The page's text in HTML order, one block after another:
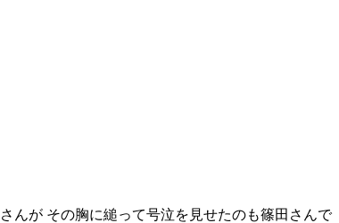
んが その胸に縋って号泣を見せたのも篠田さんで